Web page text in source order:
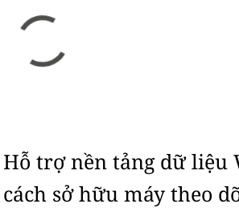
Hỗ trợ nền tảng dữ liệu
cách sở hữu máy theo